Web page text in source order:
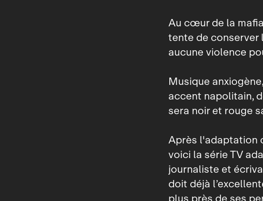
Au cœur de la
tente de conserver
aucune violence
Musique
accent napolitain,
sera noir et rouge
Après l'adaptation
voici la série TV
journaliste et
doit déjà